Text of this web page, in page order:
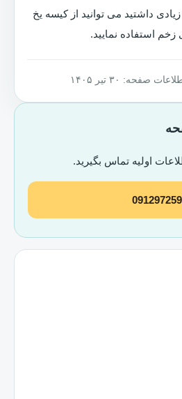
داشتید می توانید از کیسه یخ
استفاده نمایید.
۳۰ تیر ۱۴۰۵
اولیه تماس بگیرید.